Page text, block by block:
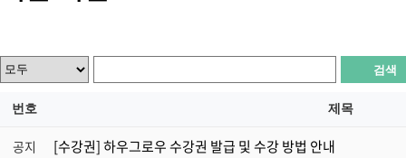
번호 제목
공지 [수강권] 하우그로우 수강권 발급 및 수강 방법 안내